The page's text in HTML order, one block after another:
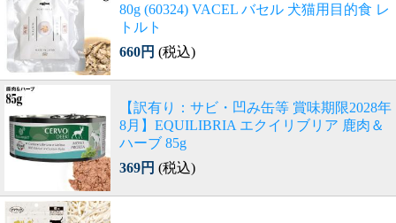
80g (60324) VACEL バセル 犬猫用目的食 レ
トルト
660円 (税込)
【訳有り：サビ・凹み缶等 賞味期限2028年
8月】EQUILIBRIA エクイリブリア 鹿肉＆
ハーブ 85g
369円 (税込)